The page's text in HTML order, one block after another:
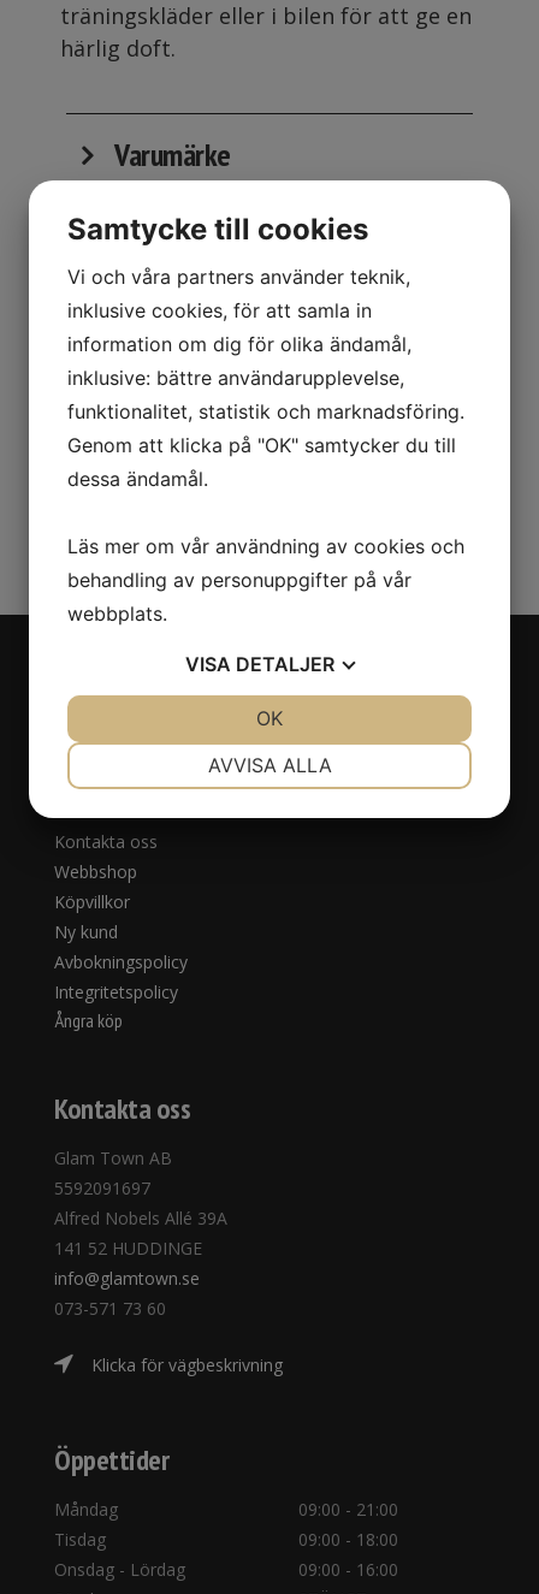
träningskläder eller i bilen för att ge en
härlig doft.
Varumärke
Kollektion
Doft
Storlek
Navigation
Om oss
Behandlingar
Kontakta oss
Webbshop
Köpvillkor
Ny kund
Avbokningspolicy
Integritetspolicy
Ångra köp
Kontakta oss
Glam Town AB
5592091697
Alfred Nobels Allé 39A
141 52 HUDDINGE
info@glamtown.se
073-571 73 60
Klicka för vägbeskrivning
Öppettider
Måndag
09:00 - 21:00
Tisdag
09:00 - 18:00
Onsdag - Lördag
09:00 - 16:00
Samtycke till cookies
Vi och våra partners använder teknik,
inklusive cookies, för att samla in
information om dig för olika ändamål,
inklusive: bättre användarupplevelse,
funktionalitet, statistik och marknadsföring.
Genom att klicka på "OK" samtycker du till
dessa ändamål.
Läs mer om vår användning av cookies och
behandling av personuppgifter på vår
webbplats.
VISA DETALJER
MARKNADSFÖRING
AVVISA ALLA
OK